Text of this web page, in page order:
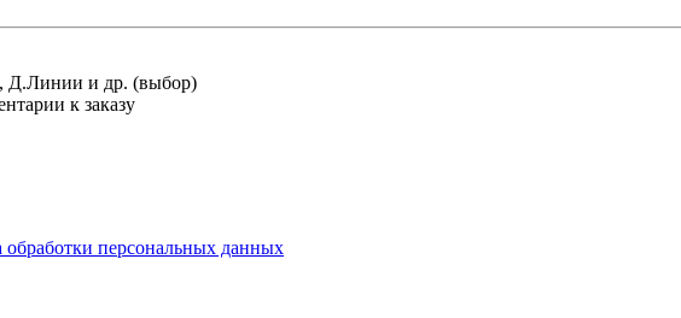
и др. (выбор)
к заказу
персональных данных